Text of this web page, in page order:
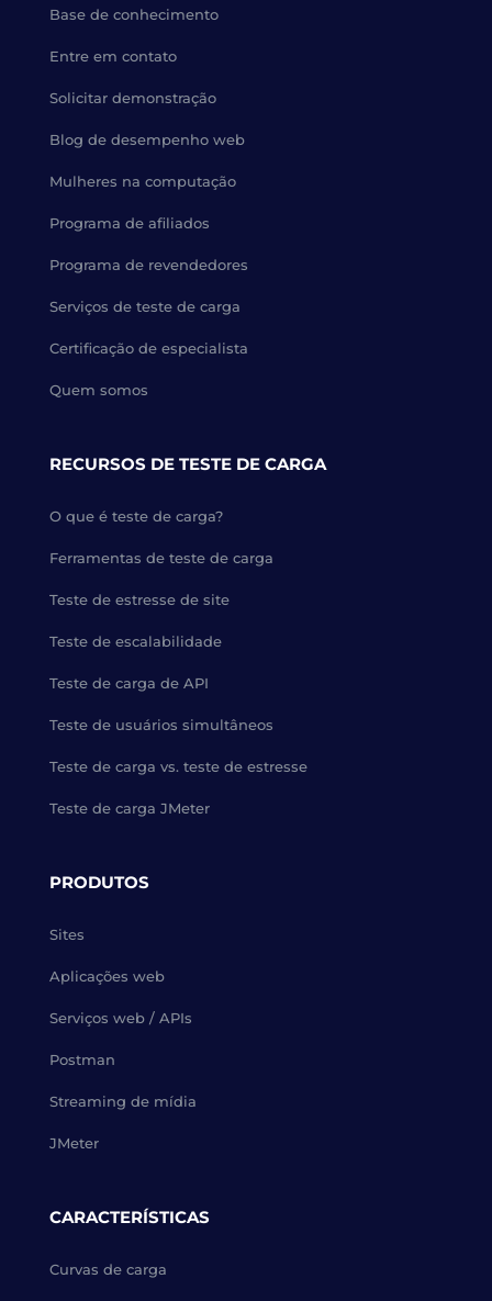
Base de conhecimento
Entre em contato
Solicitar demonstração
Blog de desempenho web
Mulheres na computação
Programa de afiliados
Programa de revendedores
Serviços de teste de carga
Certificação de especialista
Quem somos
RECURSOS DE TESTE DE CARGA
O que é teste de carga?
Ferramentas de teste de carga
Teste de estresse de site
Teste de escalabilidade
Teste de carga de API
Teste de usuários simultâneos
Teste de carga vs. teste de estresse
Teste de carga JMeter
PRODUTOS
Sites
Aplicações web
Serviços web / APIs
Postman
Streaming de mídia
JMeter
CARACTERÍSTICAS
Curvas de carga